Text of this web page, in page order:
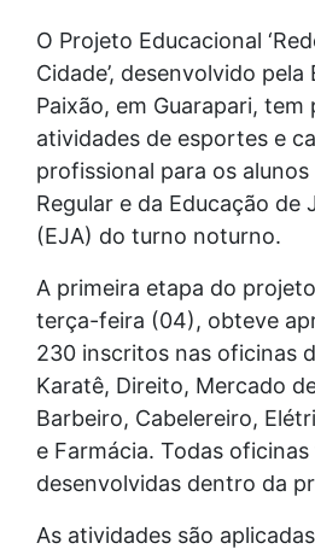
O Projeto Educacional
Cidade’, desenvolvido pela
Paixão, em Guarapari, tem
atividades de esportes e
profissional para os
Regular e da Educação de
(EJA) do turno noturno.
A primeira etapa do
terça-feira (04), obteve
230 inscritos nas oficinas
Karatê, Direito, Mercado
Barbeiro, Cabelereiro,
e Farmácia. Todas
desenvolvidas dentro da
As atividades são